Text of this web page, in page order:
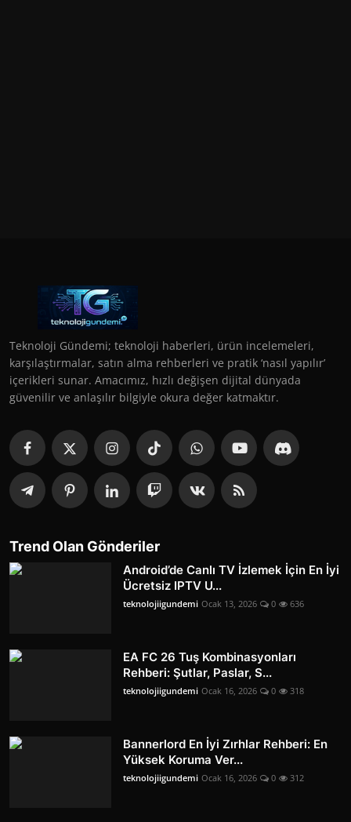
Teknoloji Gündemi; teknoloji haberleri, ürün incelemeleri,
karşılaştırmalar, satın alma rehberleri ve pratik ‘nasıl yapılır’
içerikleri sunar. Amacımız, hızlı değişen dijital dünyada
güvenilir ve anlaşılır bilgiyle okura değer katmaktır.
Trend Olan Gönderiler
Android’de Canlı TV İzlemek İçin En İyi
Ücretsiz IPTV U...
teknolojiigundemi Ocak 13, 2026 0 636
EA FC 26 Tuş Kombinasyonları
Rehberi: Şutlar, Paslar, S...
teknolojiigundemi Ocak 16, 2026 0 318
Bannerlord En İyi Zırhlar Rehberi: En
Yüksek Koruma Ver...
teknolojiigundemi Ocak 16, 2026 0 312